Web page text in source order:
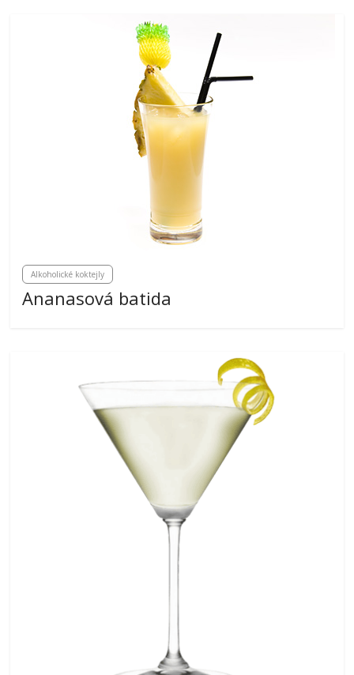
Alkoholické koktejly
Ananasová batida